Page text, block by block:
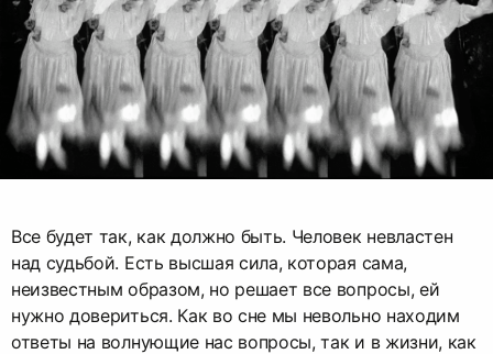
Все будет так, как должно быть. Человек невластен
над судьбой. Есть высшая сила, которая сама,
неизвестным образом, но решает все вопросы, ей
нужно довериться. Как во сне мы невольно находим
ответы на волнующие нас вопросы, так и в жизни, как